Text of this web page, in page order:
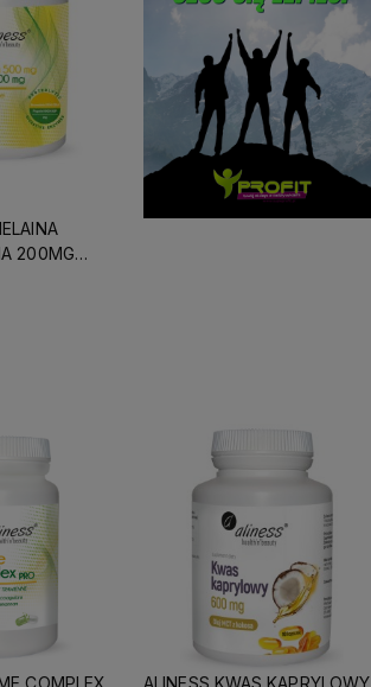
Wszystkie nasze produkty są
dlatego możesz
200MG
COMPLEX
ALINESS KWAS KAPRYLOWY